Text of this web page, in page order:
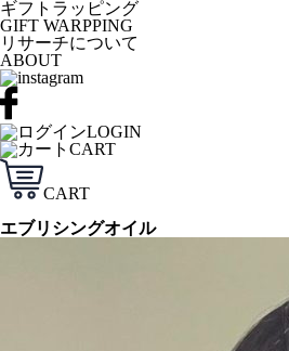
ギフトラッピング
GIFT WARPPING
リサーチについて
ABOUT
LOGIN
CART
CART
エブリシングオイル